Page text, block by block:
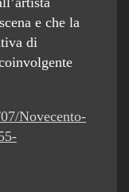
e che la
di
Novecento-